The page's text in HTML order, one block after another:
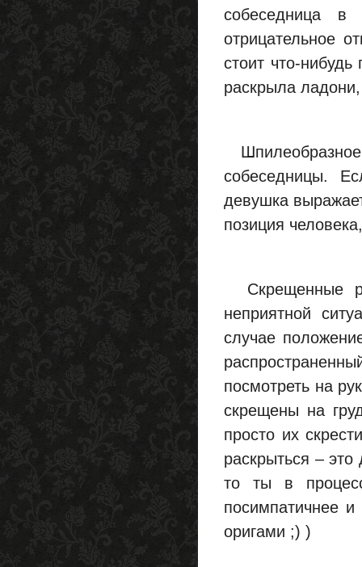
собеседница в
отрицательное
стоит что-
раскрыла
Шпилеобразное
собеседницы.
девушка
позиция
Скрещенные
неприятной
случае
посмотреть на
скрещены на
просто их
раскрыться –
то ты в
посимпатичнее
оригами ;) )